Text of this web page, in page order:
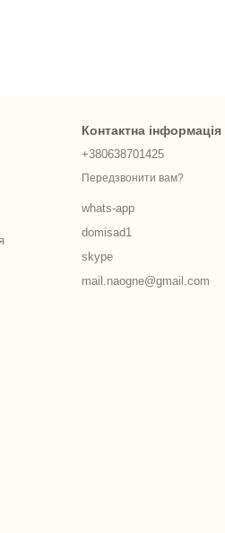
Контактна інформація
+380638701425
Передзвонити вам?
whats-app
domisad1
skype
mail.naogne@gmail.com